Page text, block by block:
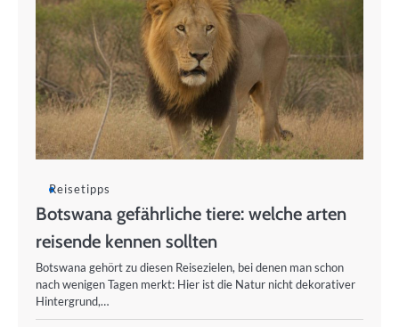
Reisetipps
Botswana gefährliche tiere: welche arten
reisende kennen sollten
Botswana gehört zu diesen Reisezielen, bei denen man schon
nach wenigen Tagen merkt: Hier ist die Natur nicht dekorativer
Hintergrund,…